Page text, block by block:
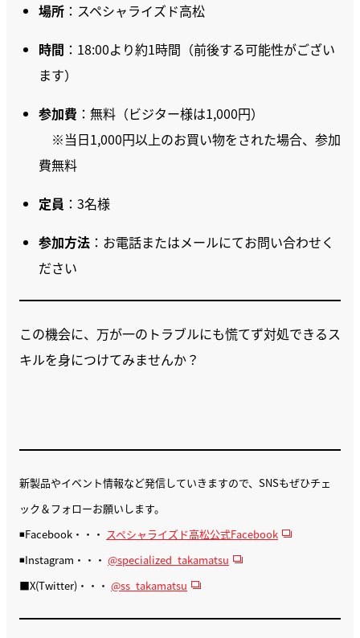
場所 ：スペシャライズド高松
時間 ：18:00より約1時間（前後する可能性がござい
ます）
参加費 ：無料（ビジター様は1,000円）
※当日1,000円以上のお買い物をされた場合、参加
費無料
定員 ：3名様
参加方法 ：お電話またはメールにてお問い合わせく
ださい
この機会に、万が一のトラブルにも慌てず対処できるス
キルを身につけてみませんか？
新製品やイベント情報など発信していきますので、SNSもぜひチェ
ック＆フォローお願いします。
◾️Facebook・・・ スペシャライズド高松公式Facebook
◾️Instagram・・・ @specialized_takamatsu
■X(Twitter)・・・ @ss_takamatsu